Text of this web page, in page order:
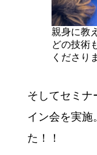
親身に教
どの技術
くださり
そしてセミナ
イン会を実施
た！！